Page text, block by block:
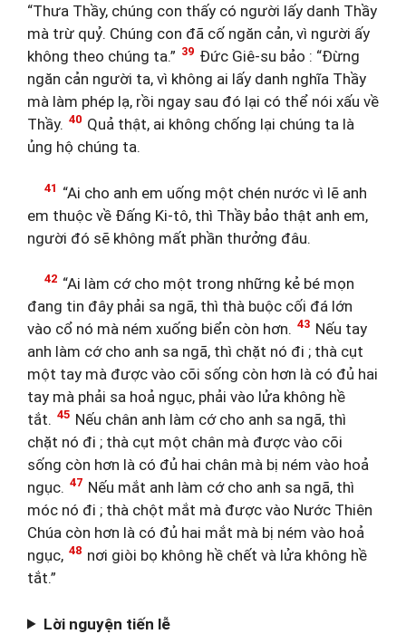
“Thưa Thầy, chúng con thấy có người lấy danh Thầy
mà trừ quỷ. Chúng con đã cố ngăn cản, vì người ấy
không theo chúng ta.” 39 Đức Giê-su bảo : “Đừng
ngăn cản người ta, vì không ai lấy danh nghĩa Thầy
mà làm phép lạ, rồi ngay sau đó lại có thể nói xấu về
Thầy. 40 Quả thật, ai không chống lại chúng ta là
ủng hộ chúng ta.
41 “Ai cho anh em uống một chén nước vì lẽ anh
em thuộc về Đấng Ki-tô, thì Thầy bảo thật anh em,
người đó sẽ không mất phần thưởng đâu.
42 “Ai làm cớ cho một trong những kẻ bé mọn
đang tin đây phải sa ngã, thì thà buộc cối đá lớn
vào cổ nó mà ném xuống biển còn hơn. 43 Nếu tay
anh làm cớ cho anh sa ngã, thì chặt nó đi ; thà cụt
một tay mà được vào cõi sống còn hơn là có đủ hai
tay mà phải sa hoả ngục, phải vào lửa không hề
tắt. 45 Nếu chân anh làm cớ cho anh sa ngã, thì
chặt nó đi ; thà cụt một chân mà được vào cõi
sống còn hơn là có đủ hai chân mà bị ném vào hoả
ngục. 47 Nếu mắt anh làm cớ cho anh sa ngã, thì
móc nó đi ; thà chột mắt mà được vào Nước Thiên
Chúa còn hơn là có đủ hai mắt mà bị ném vào hoả
ngục, 48 nơi giòi bọ không hề chết và lửa không hề
tắt.”
Lời nguyện tiến lễ